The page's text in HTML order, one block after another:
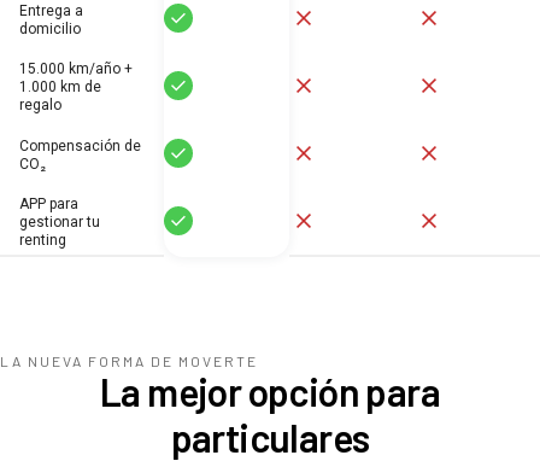
Entrega a
domicilio
Sí
15.000 km/año +
1.000 km de
regalo
Sí
Compensación de
CO₂
Sí
APP para
gestionar tu
renting
Sí
LA NUEVA FORMA DE MOVERTE
La mejor opción para
particulares